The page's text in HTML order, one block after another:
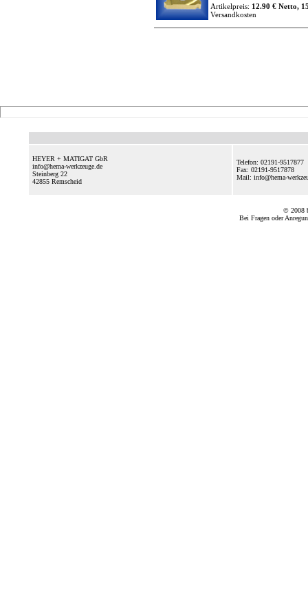
Artikelpreis: 12.90 € Netto,
Versandkosten
HEYER + MATIGAT GbR
info@hema-werkzeuge.de
Steinberg 22
42855 Remscheid
Telefon: 02191-9517877
Fax: 02191-9517878
Mail: info@hema-
© 2008
Bei Fragen oder